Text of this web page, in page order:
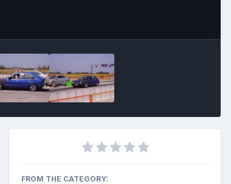
FROM THE CATEGORY: